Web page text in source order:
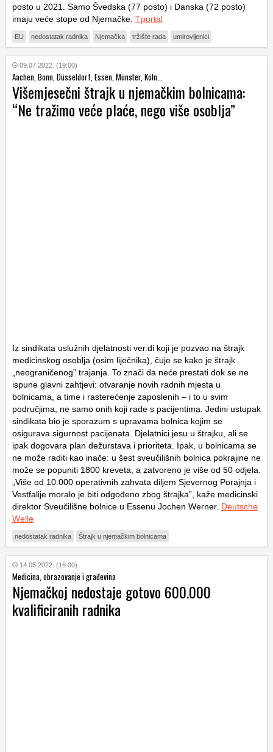
posto u 2021. Samo Švedska (77 posto) i Danska (72 posto)
imaju veće stope od Njemačke. Tportal
EU nedostatak radnika Njemačka tržište rada umirovljenici
09.07.2022. (19:00)
Aachen, Bonn, Düsseldorf, Essen, Münster, Köln...
Višemjesečni štrajk u njemačkim bolnicama:
“Ne tražimo veće plaće, nego više osoblja”
Iz sindikata uslužnih djelatnosti ver.di koji je pozvao na štrajk
medicinskog osoblja (osim liječnika), čuje se kako je štrajk
„neograničenog” trajanja. To znači da neće prestati dok se ne
ispune glavni zahtjevi: otvaranje novih radnih mjesta u
bolnicama, a time i rasterećenje zaposlenih – i to u svim
područjima, ne samo onih koji rade s pacijentima. Jedini ustupak
sindikata bio je sporazum s upravama bolnica kojim se
osigurava sigurnost pacijenata. Djelatnici jesu u štrajku, ali se
ipak dogovara plan dežurstava i prioriteta. Ipak, u bolnicama se
ne može raditi kao inače: u šest sveučilišnih bolnica pokrajine ne
može se popuniti 1800 kreveta, a zatvoreno je više od 50 odjela.
„Više od 10.000 operativnih zahvata diljem Sjevernog Porajnja i
Vestfalije moralo je biti odgođeno zbog štrajka”, kaže medicinski
direktor Sveučilišne bolnice u Essenu Jochen Werner. Deutsche
Welle
nedostatak radnika Štrajk u njemačkim bolnicama
14.05.2022. (16:00)
Medicina, obrazovanje i građevina
Njemačkoj nedostaje gotovo 600.000
kvalificiranih radnika